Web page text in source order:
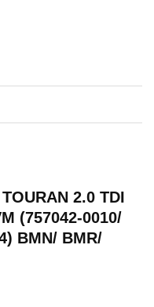
2.0 TDI
(757042-0010/
BMN/ BMR/